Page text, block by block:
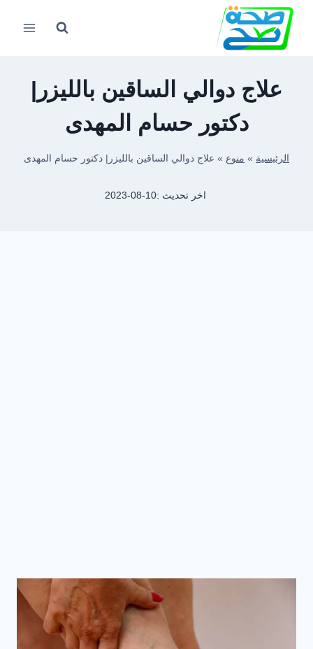
التجاوز
المحتوى
علاج دوالي الساقين بالليزر|
دكتور حسام المهدى
الرئيسية » منوع » علاج دوالي الساقين بالليزر| دكتور حسام المهدى
اخر تحديث :2023-08-10